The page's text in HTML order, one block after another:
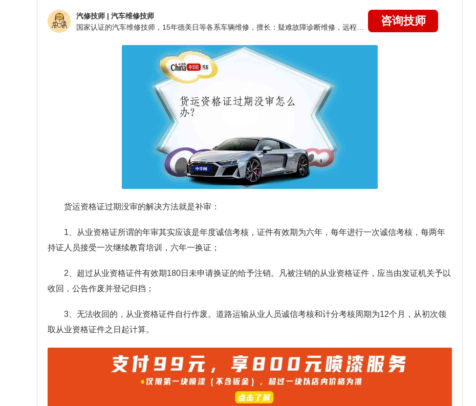
汽修技师 | 汽车维修技师
咨询技师
货运资格证过期没审的解决方法就是补审：
1、从业资格证所谓的年审其实应该是年度诚信考核，证件有效期为六年，每年进行一次诚信考核，每两年
持证人员接受一次继续教育培训，六年一换证；
2、超过从业资格证件有效期180日未申请换证的给予注销。凡被注销的从业资格证件，应当由发证机关予以
收回，公告作废并登记归挡；
3、无法收回的，从业资格证件自行作废。道路运输从业人员诚信考核和计分考核周期为12个月，从初次领
取从业资格证件之日起计算。